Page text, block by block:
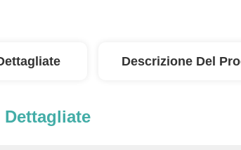
Descrizione Del